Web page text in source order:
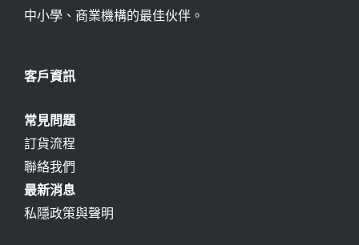
中小學、商業機構的最佳伙伴。
客戶資訊
常見問題
訂貨流程
聯絡我們
最新消息
私隱政策與聲明